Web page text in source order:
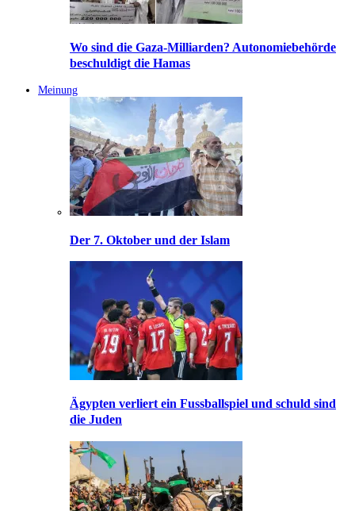
Wo sind die Gaza-Milliarden? Autonomiebehörde
beschuldigt die Hamas
Meinung
Der 7. Oktober und der Islam
Ägypten verliert ein Fussballspiel und schuld sind
die Juden